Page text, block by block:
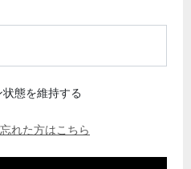
状態を維持する
れた方はこちら